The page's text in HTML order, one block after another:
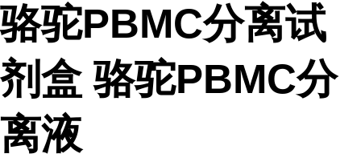
骆驼PBMC分离试
剂盒 骆驼PBMC分
离液